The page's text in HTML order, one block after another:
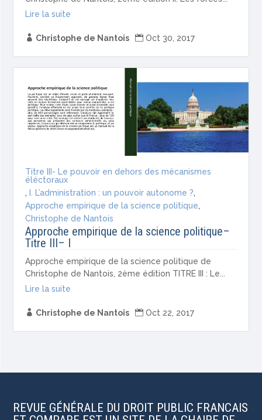
Lire la suite
 Christophe de Nantois  Oct 30, 2017
Titre III- Le pouvoir en dehors des mécanismes
éléctoraux
,
I. L’administration : un pouvoir autonome ?,
Approche empirique de la science politique,
Christophe de Nantois
Approche empirique de la science politique–
Titre III– I
Approche empirique de la science politique de
Christophe de Nantois, 2ème édition TITRE III : Le...
Lire la suite
 Christophe de Nantois  Oct 22, 2017
REVUE GÉNÉRALE DU DROIT PUBLIC FRANCAIS